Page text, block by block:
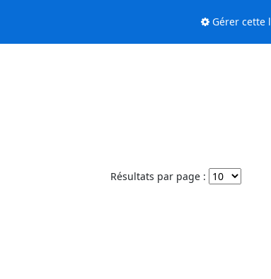
Gérer cette
Résultats par page :